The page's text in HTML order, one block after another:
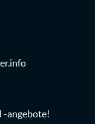
-angebote!